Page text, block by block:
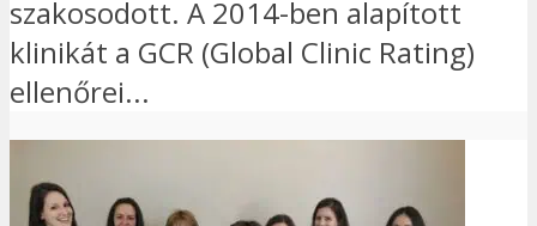
szakosodott. A 2014-ben alapított
klinikát a GCR (Global Clinic Rating)
ellenőrei...